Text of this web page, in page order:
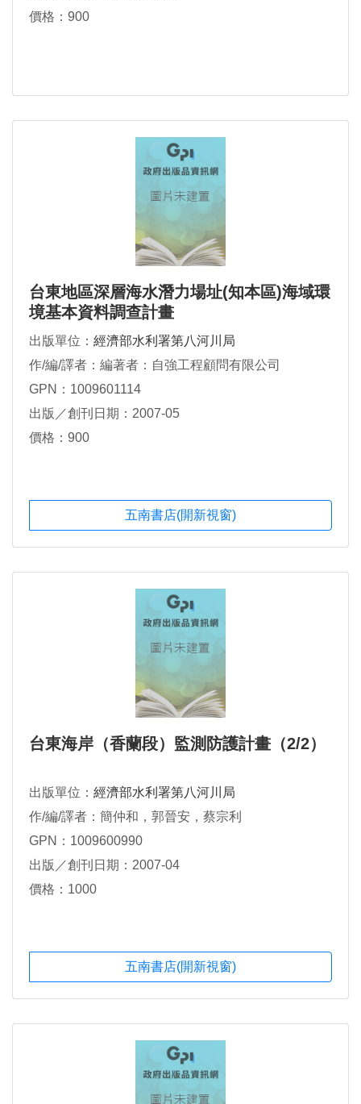
價格：900
台東地區深層海水潛力場址(知本區)海域環
境基本資料調查計畫
出版單位： 經濟部水利署第八河川局
作/編/譯者：編著者：自強工程顧問有限公司
GPN：1009601114
出版／創刊日期：2007-05
價格：900
五南書店(開新視窗)
台東海岸（香蘭段）監測防護計畫（2/2）
出版單位： 經濟部水利署第八河川局
作/編/譯者：簡仲和，郭晉安，蔡宗利
GPN：1009600990
出版／創刊日期：2007-04
價格：1000
五南書店(開新視窗)